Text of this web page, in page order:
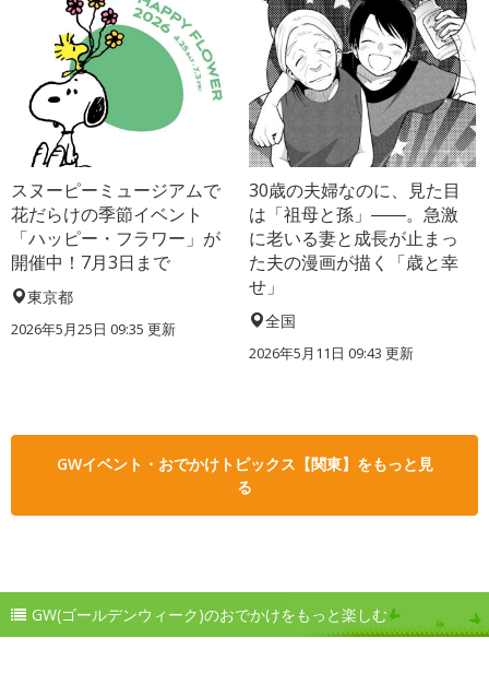
スヌーピーミュージアムで
花だらけの季節イベント
「ハッピー・フラワー」が
開催中！7月3日まで
東京都
2026年5月25日 09:35 更新
30歳の夫婦なのに、見た目
は「祖母と孫」――。急激
に老いる妻と成長が止まっ
た夫の漫画が描く「歳と幸
せ」
全国
2026年5月11日 09:43 更新
GWイベント・おでかけトピックス【関東】をもっと見
る
GW(ゴールデンウィーク)のおでかけをもっと楽しむ